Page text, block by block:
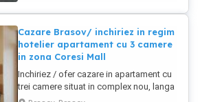
spălat rufe, TV, cablu tv, wifi, fier de
calcat, masa călcat. Apartamentul este
dotat și utilat pentru a petrece un sejur
cât mai plăcut. !!! EMITEM FACTURĂ
FISCALĂ Locatie: este situata la: -1 min
de Mall Coresi -3min de Lux Divina-
centru evenimente -3min de Belaqva
Cazare Brasov/ inchiriez in regim
hotelier apartament cu 3 camere
in zona Coresi Mall
Inchiriez / ofer cazare in apartament cu
trei camere situat in complex nou, langa
Mall Coresi Brasov. Apartamentul